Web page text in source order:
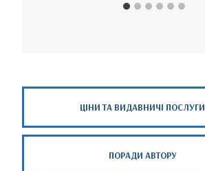
ЦІНИ ТА ВИДАВНИЧІ ПОСЛУГИ
ПОРАДИ АВТОРУ